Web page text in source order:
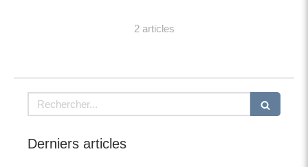
2 articles
Rechercher
Derniers articles